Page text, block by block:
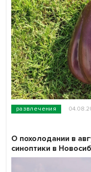
развлечения
О похолодании в
синоптики в